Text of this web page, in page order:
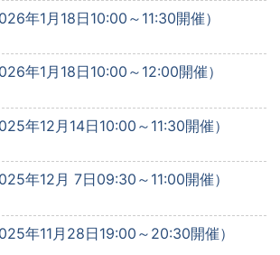
年1月18日10:00～11:30開催）
年1月18日10:00～12:00開催）
年12月14日10:00～11:30開催）
年12月 7日09:30～11:00開催）
年11月28日19:00～20:30開催）